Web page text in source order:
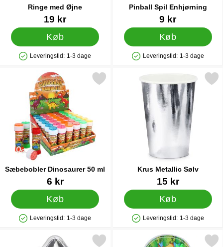
Ringe med Øjne
Varenr 2279419 kr
Køb
Produkttilgængelighed: På lager
Leveringstid: 1-3 dage
Pinball Spil Enhjørning
Varenr 848049 kr
Køb
Produkttilgængelighed: På lager
Leveringstid: 1-3 dage
Sæbebobler Dinosaurer 50 ml
Varenr 869826 kr
Køb
Produkttilgængelighed: På lager
Leveringstid: 1-3 dage
Markér sæbebobler Dinosaurer 50 ml som favorit
Krus Metallic Sølv
Varenr 1963915 kr
Køb
Produkttilgængelighed: På lager
Leveringstid: 1-3 dage
Markér krus Metallic
Markér paptallerkener Små Sølv Stjerne som favorit
Markér pinball Spil